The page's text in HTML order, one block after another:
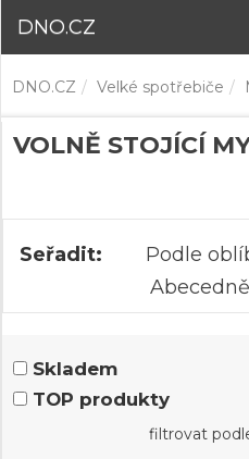
DNO.CZ
DNO.CZ Velké spotřebiče
VOLNĚ STOJÍCÍ
Seřadit: Podle
Abecedně
Skladem
TOP produkty
filtrovat